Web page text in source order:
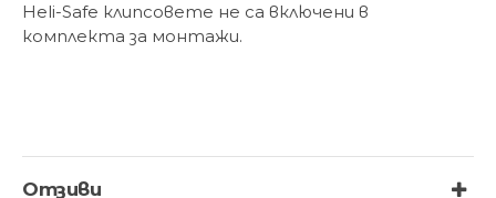
Heli-Safe клипсовете не са включени в
комплекта за монтажи.
Отзиви